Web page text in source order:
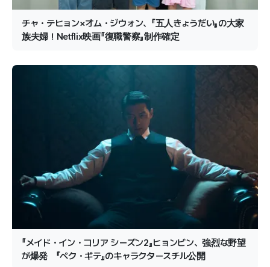
チャ・テヒョン×オム・ジウォン、『五人きょうだい』の大家
族夫婦！Netflix映画『復職警察』制作確定
『メイド・イン・コリア シーズン2』ヒョンビン、強烈な野望
が爆発 『ペク・ギテ』のキャラクタースチル公開